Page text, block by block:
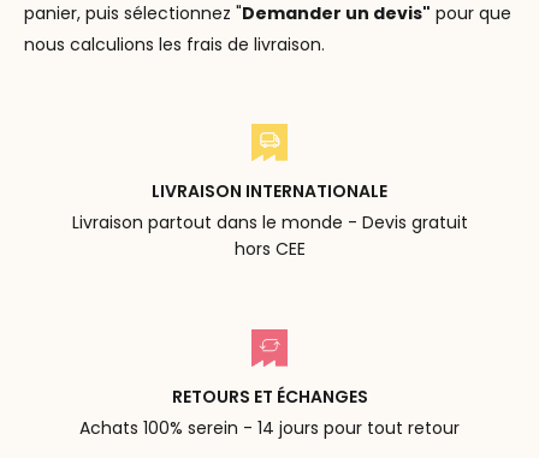
panier, puis sélectionnez "Demander un devis" pour que
nous calculions les frais de livraison.
LIVRAISON INTERNATIONALE
Livraison partout dans le monde - Devis gratuit
hors CEE
RETOURS ET ÉCHANGES
Achats 100% serein - 14 jours pour tout retour